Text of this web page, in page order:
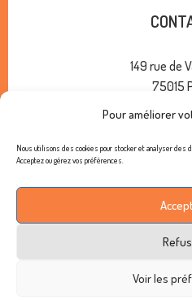
Pour améliorer
Nous utilisons des cookies pour stocker et analyser des
Acceptez ou gérez vos préférences.
Voir les
149 rue de
75015
01 47 34
Copyright © 2026 - Les PEP